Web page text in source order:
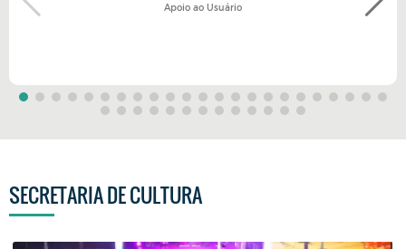
Apoio ao Usuário
SECRETARIA DE CULTURA